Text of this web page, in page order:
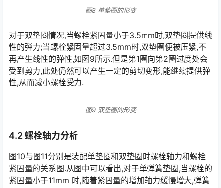
图8 单垫圈的形变
对于双垫圈情况,当螺栓紧固量小于3.5mm时,双垫圈提供线
性的弹力;当螺栓紧固量超过3.5mm时,双垫圈便被压紧,不
再产生线性的弹性,如图9所示.但是第1圈向第2圈过度处会
受到剪力,此处仍然可以产生一定的剪切变形,能继续提供弹
性,从而减小螺栓受力.󠅅󠅃󠄵󠅂󠄪󠇖󠆨󠆨󠇕󠆞󠆒󠅬󠇘󠆭󠆘󠇙󠆝󠅵󠇗󠆭󠆁󠄐󠇗󠅹󠅸󠇖󠆍󠅳󠇖󠅹󠅰󠇖󠆌󠅹
图9 双垫圈的形变
4.2 螺栓轴力分析
图10与图11分别是装配单垫圈和双垫圈时螺栓轴力和螺栓
紧固量的关系图.从图中可以看出,对于单弹簧垫圈,当螺栓的
紧固量小于11mm 时,随着紧固量的增加轴力缓慢增大,弹簧